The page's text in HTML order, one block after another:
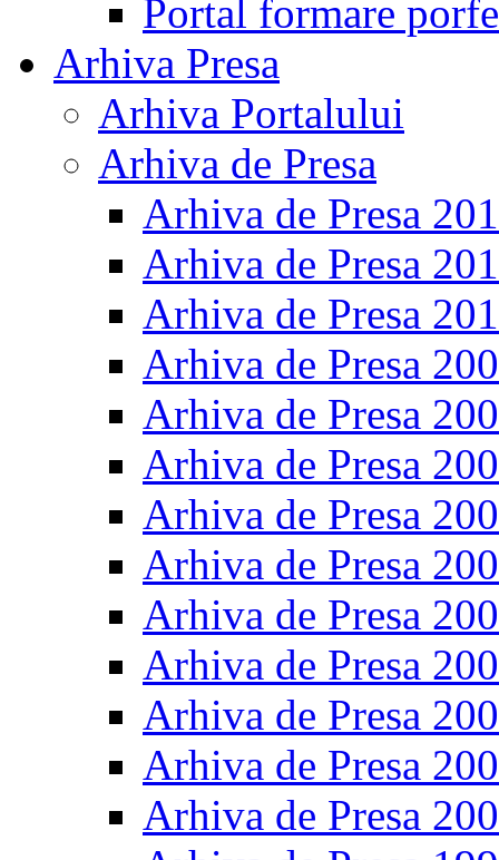
Portal formare
Arhiva Presa
Arhiva Portalului
Arhiva de Presa
Arhiva de Presa
Arhiva de Presa
Arhiva de Presa
Arhiva de Presa
Arhiva de Presa
Arhiva de Presa
Arhiva de Presa
Arhiva de Presa
Arhiva de Presa
Arhiva de Presa
Arhiva de Presa
Arhiva de Presa
Arhiva de Presa